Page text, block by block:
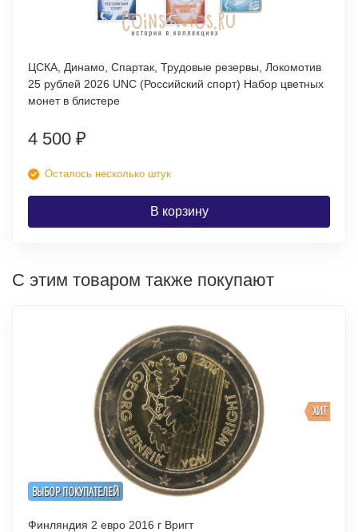
ЦСКА, Динамо, Спартак, Трудовые резервы, Локомотив
25 рублей 2026 UNC (Российский спорт) Набор цветных
монет в блистере
4 500 ₽
Осталось несколько штук
В корзину
С этим товаром также покупают
ВЫБОР ПОКУПАТЕЛЕЙ
ХИТ
Финляндия 2 евро 2016 г Вригт